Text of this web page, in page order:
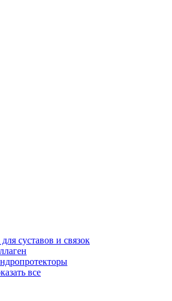
суставов и связок
все